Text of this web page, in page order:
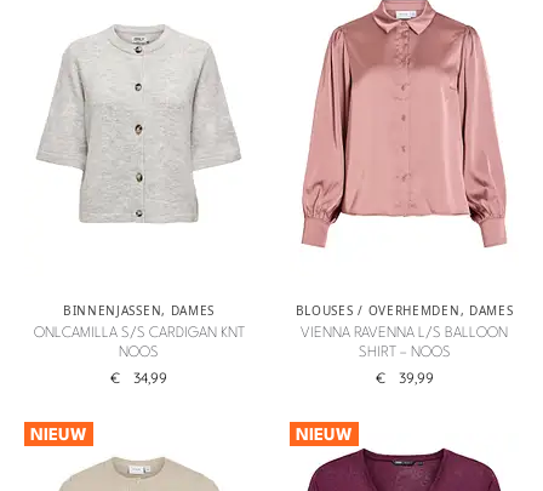
BINNENJASSEN, DAMES
ONLCAMILLA S/S CARDIGAN KNT
NOOS
€ 34,99
BLOUSES / OVERHEMDEN, DAMES
VIENNA RAVENNA L/S BALLOON
SHIRT – NOOS
€ 39,99
NIEUW NIEUW